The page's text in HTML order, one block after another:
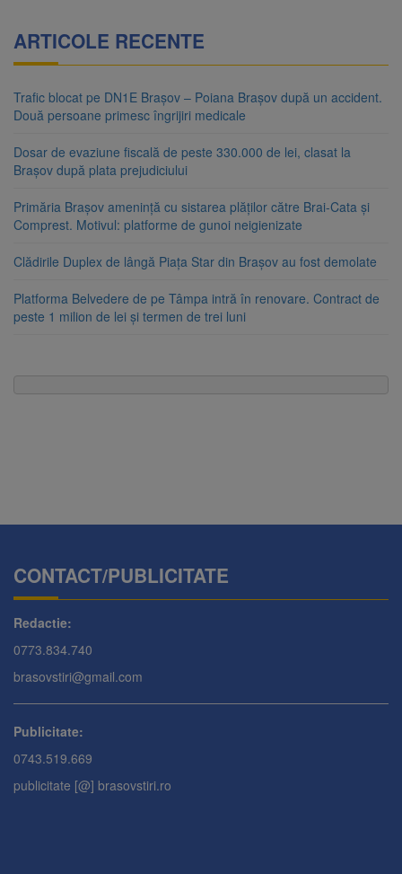
ARTICOLE RECENTE
Trafic blocat pe DN1E Brașov – Poiana Brașov după un accident.
Două persoane primesc îngrijiri medicale
Dosar de evaziune fiscală de peste 330.000 de lei, clasat la
Brașov după plata prejudiciului
Primăria Brașov amenință cu sistarea plăților către Brai-Cata și
Comprest. Motivul: platforme de gunoi neigienizate
Clădirile Duplex de lângă Piața Star din Brașov au fost demolate
Platforma Belvedere de pe Tâmpa intră în renovare. Contract de
peste 1 milion de lei și termen de trei luni
CONTACT/PUBLICITATE
Redactie:
0773.834.740
brasovstiri@gmail.com
Publicitate:
0743.519.669
publicitate [@] brasovstiri.ro